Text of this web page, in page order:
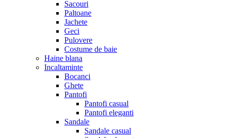
Sacouri
Paltoane
Jachete
Geci
Pulovere
Costume de baie
Haine blana
Incaltaminte
Bocanci
Ghete
Pantofi
Pantofi casual
Pantofi eleganti
Sandale
Sandale casual